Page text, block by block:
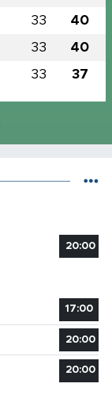
33 40
33 40
33 37
20:00
17:00
20:00
20:00